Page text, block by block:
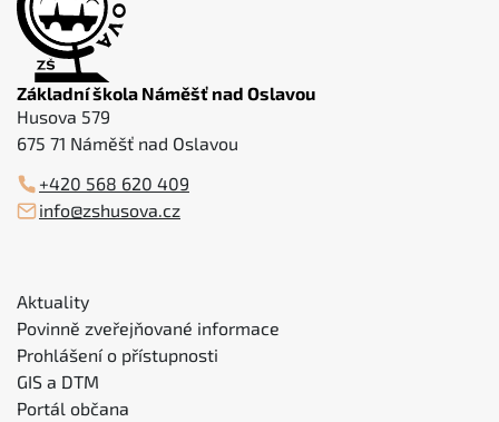
Základní škola Náměšť nad Oslavou
Husova 579
675 71 Náměšť nad Oslavou
+420 568 620 409
info@zshusova.cz
Aktuality
Povinně zveřejňované informace
Prohlášení o přístupnosti
GIS a DTM
Portál občana